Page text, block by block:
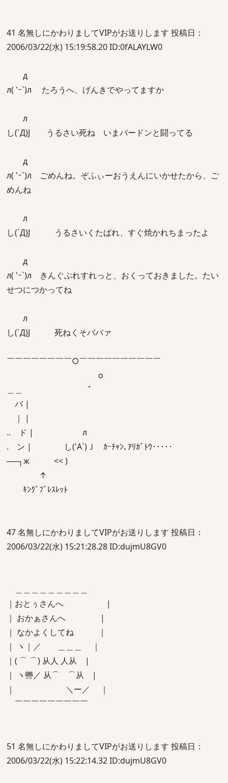
41 名無しにかわりましてVIPがお送りします 投稿日：
2006/03/22(水) 15:19:58.20 ID:0fALAYLW0
д
л( 'ｰ`)л たろうへ、げんきでやってますか
л
し(`Д)J うるさい死ね いまバードンと闘ってる
д
л( 'ｰ`)л ごめんね。ぞふぃーおうえんにいかせたから、ご
めんね
л
し(`Д)J うるさいくたばれ、すぐ焼かれちまったよ
д
л( 'ｰ`)л きんぐぶれすれっと、おくっておきました。たい
せつにつかってね
л
し(`Д)J 死ねくそババァ
￣￣￣￣￣￣￣￣○￣￣￣￣￣￣￣￣￣￣
o
＿＿ ﾟ
バ |
｜ |
.. ド | л
. ン | し('A`)Ｊ ｶｰﾁｬﾝ､ｱﾘｶﾞﾄｳ･････
──┐ж << )
↑
ｷﾝｸﾞﾌﾞﾚｽﾚｯﾄ
47 名無しにかわりましてVIPがお送りします 投稿日：
2006/03/22(水) 15:21:28.28 ID:dujmU8GV0
｜おとぅさんへ |
｜ おかぁさんへ |
｜ なかよくしてね ｜
｜ ヽ｜／ ＿＿＿ ｜
｜( ⌒ ⌒) 从人 人从 |
｜ ヽ轡／ 从⌒ ⌒从 |
｜ ＼ー／ ｜
￣￣￣￣￣￣￣￣￣
51 名無しにかわりましてVIPがお送りします 投稿日：
2006/03/22(水) 15:22:14.32 ID:dujmU8GV0